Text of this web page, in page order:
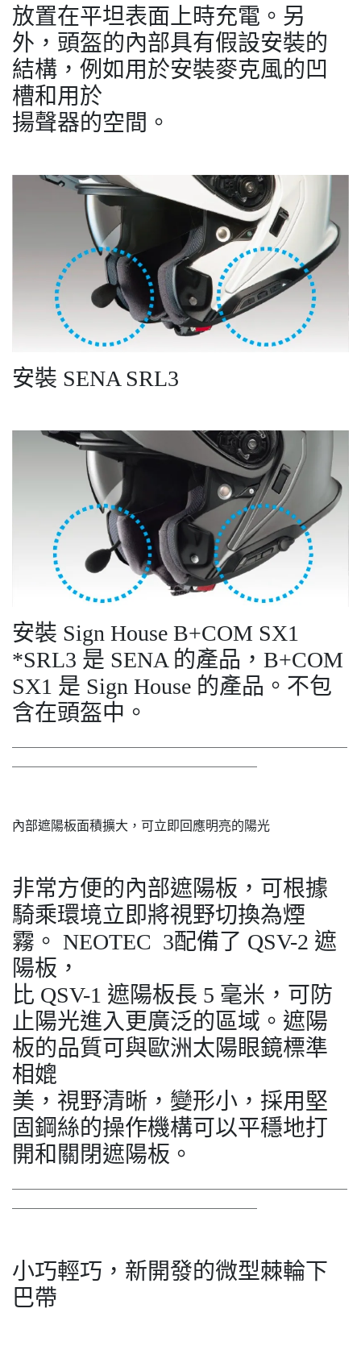
放置在平坦表面上時充電。另
外，頭盔的內部具有假設安裝的
結構，例如用於安裝麥克風的凹
槽和用於
揚聲器的空間。
安裝 SENA SRL3
安裝 Sign House B+COM SX1
*SRL3 是 SENA 的產品，B+COM
SX1 是 Sign House 的產品。不包
含在頭盔中。
內部遮陽板面積擴大，可立即回應明亮的陽光
非常方便的內部遮陽板，可根據
騎乘環境立即將視野切換為煙
霧。 NEOTEC 3配備了 QSV-2 遮
陽板，
比 QSV-1 遮陽板長 5 毫米，可防
止陽光進入更廣泛的區域。遮陽
板的品質可與歐洲太陽眼鏡標準
相媲
美，視野清晰，變形小，採用堅
固鋼絲的操作機構可以平穩地打
開和關閉遮陽板。
小巧輕巧，新開發的微型棘輪下
巴帶